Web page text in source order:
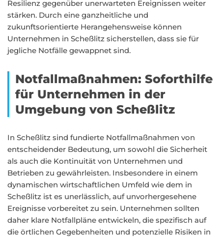
Resilienz gegenüber unerwarteten Ereignissen weiter
stärken. Durch eine ganzheitliche und
zukunftsorientierte Herangehensweise können
Unternehmen in Scheßlitz sicherstellen, dass sie für
jegliche Notfälle gewappnet sind.
Notfallmaßnahmen: Soforthilfe
für Unternehmen in der
Umgebung von Scheßlitz
In Scheßlitz sind fundierte Notfallmaßnahmen von
entscheidender Bedeutung, um sowohl die Sicherheit
als auch die Kontinuität von Unternehmen und
Betrieben zu gewährleisten. Insbesondere in einem
dynamischen wirtschaftlichen Umfeld wie dem in
Scheßlitz ist es unerlässlich, auf unvorhergesehene
Ereignisse vorbereitet zu sein. Unternehmen sollten
daher klare Notfallpläne entwickeln, die spezifisch auf
die örtlichen Gegebenheiten und potenzielle Risiken in